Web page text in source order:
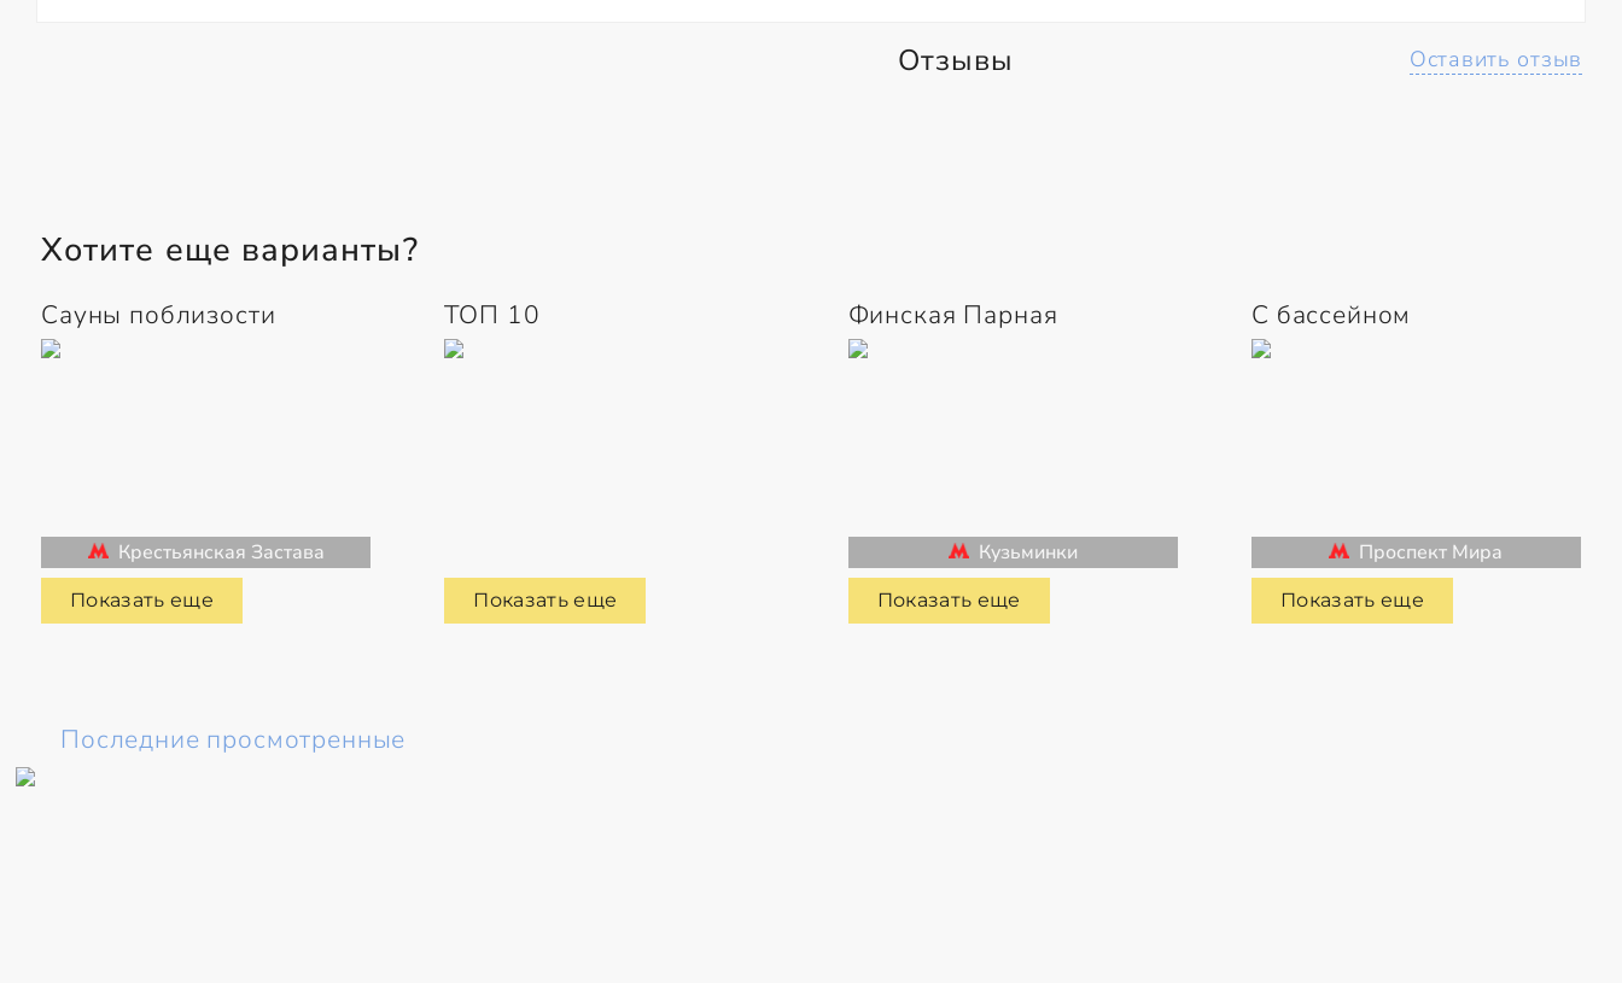
Отзывы Оставить отзыв
Хотите еще варианты?
Сауны поблизости
Крестьянская Застава
Показать еще
ТОП 10
Показать еще
Финская Парная
Кузьминки
Показать еще
С бассейном
Проспект Мира
Показать еще
Последние просмотренные